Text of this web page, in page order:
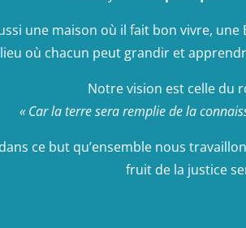
une maison où il fait bon vivre,
lieu où chacun peut grandir et
Notre vision est celle du
« Car la terre sera remplie de la
dans ce but qu’ensemble nous
fruit de la justice